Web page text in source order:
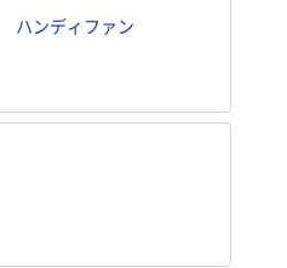
ハンディファン